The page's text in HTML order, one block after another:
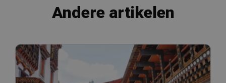
Andere artikelen